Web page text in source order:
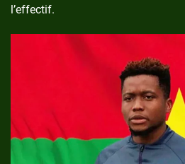
l’effectif.